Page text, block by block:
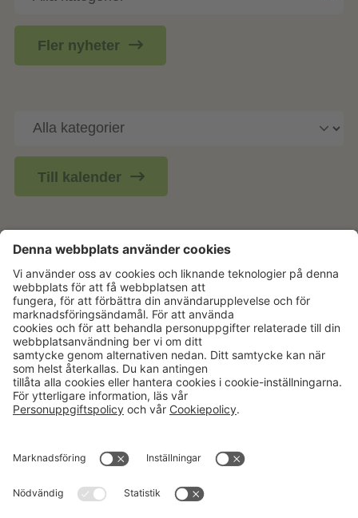
Fler nyheter
Till kalender
Nyheter
Om oss
Om Hushållningssällskapet